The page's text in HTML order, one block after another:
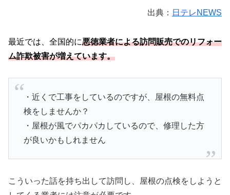
出典： 日テレNEWS
最近では、全国的に悪徳業者による訪問販売でのリフォー
ム詐欺被害が増えています。
・近くで工事をしているのですが、屋根の無料点
検をしませんか？
・屋根が風でパカパカしているので、修理した方
が良いかもしれません
こういった話を持ち出して訪問し、屋根の点検をしようと